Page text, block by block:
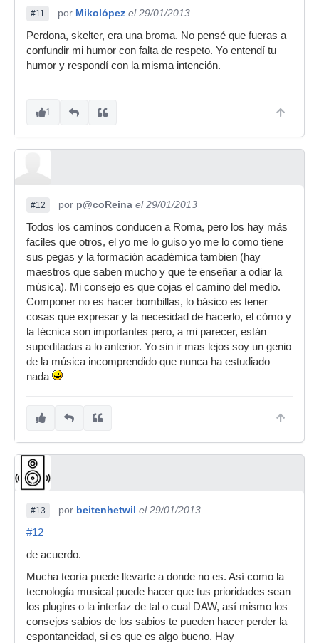
#11 por Mikolópez el 29/01/2013
Perdona, skelter, era una broma. No pensé que fueras a
confundir mi humor con falta de respeto. Yo entendí tu
humor y respondí con la misma intención.
1
#12 por p@coReina el 29/01/2013
Todos los caminos conducen a Roma, pero los hay más
faciles que otros, el yo me lo guiso yo me lo como tiene
sus pegas y la formación académica tambien (hay
maestros que saben mucho y que te enseñar a odiar la
música). Mi consejo es que cojas el camino del medio.
Componer no es hacer bombillas, lo básico es tener
cosas que expresar y la necesidad de hacerlo, el cómo y
la técnica son importantes pero, a mi parecer, están
supeditadas a lo anterior. Yo sin ir mas lejos soy un genio
de la música incomprendido que nunca ha estudiado
nada
#13 por beitenhetwil el 29/01/2013
#12
de acuerdo.
Mucha teoría puede llevarte a donde no es. Así como la
tecnología musical puede hacer que tus prioridades sean
los plugins o la interfaz de tal o cual DAW, así mismo los
consejos sabios de los sabios te pueden hacer perder la
espontaneidad, si es que es algo bueno. Hay